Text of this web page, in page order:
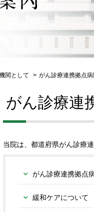
関として がん診療連携拠点
がん診療連
当院は、都道府県がん診療
がん診療連携拠点
緩和ケアについて